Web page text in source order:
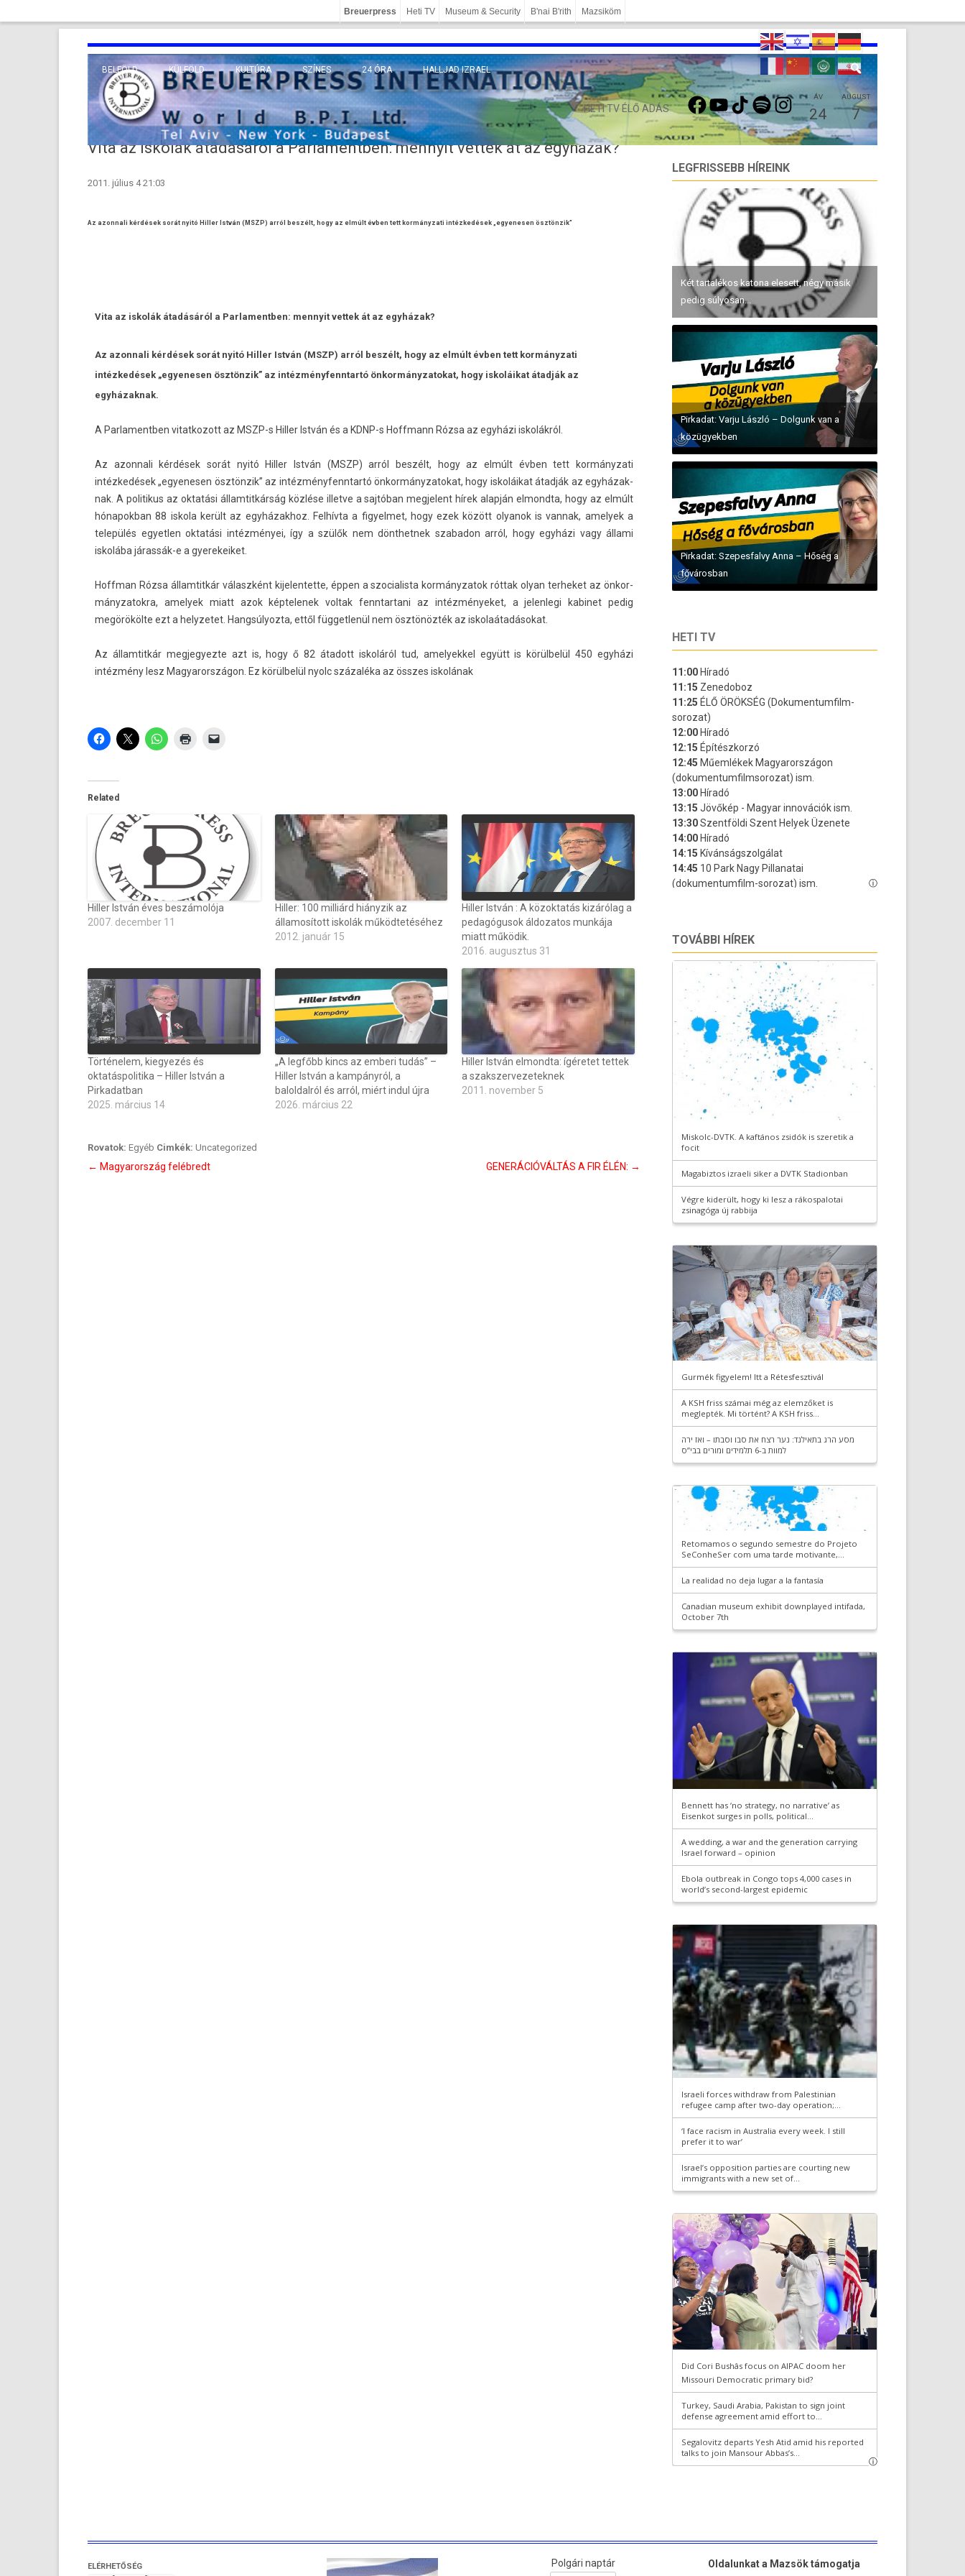
Breuerpress Heti TV Museum & Security B'nai B'rith Mazsiköm
BELFÖLD KÜLFÖLD
EURÓPA
KÖZEL-KELET
TENGERENTÚL
KULTÚRA
TUDOMÁNY
VALLÁS
SZÍNES 24 ÓRA HALLJAD IZRAEL
HETI TV ÉLŐ ADÁS
FACEBOOKYOUTUBETIKTOKSPOTIFYINSTAGRAMÁV
24
AUGUST
7
Vita az iskolák átadásáról a Parlamentben: mennyit vettek át az egyházak?
2011. július 4 21:03
Az azonnali kérdések sorát nyitó Hiller István (MSZP) arról beszélt, hogy az elmúlt évben tett kormányzati intézkedések „egyenesen ösztönzik”
Vita az iskolák átadásáról a Parlamentben: mennyit vettek át az egyházak?
Az azonnali kérdések sorát nyitó Hiller István (MSZP) arról beszélt, hogy az elmúlt évben tett kormányzati
intézkedések „egyenesen ösztönzik” az intézményfenntartó önkormányzatokat, hogy iskoláikat átadják az
egyházaknak.
A Par­lamentb­en vitat­kozott az MSZP-s Hill­er István és a KDNP-s Hoffmann Rózsa az egyházi iskolákról.
Az azon­nali kérdések sorát nyitó Hill­er István (MSZP) arról beszélt, hogy az elmúlt évben tett kor­mányzati
intézkedések „egyenes­en ösztönzik” az in­téz­ményfenntartó önkor­mányzatokat, hogy iskoláikat átadják az egyházak­
nak. A politikus az oktatási állam­titkár­ság közlése il­let­ve a sajtóban meg­jelent hírek alapján el­mondta, hogy az elmúlt
hónapok­ban 88 is­kola került az egyházak­hoz. Felhívta a figyel­met, hogy ezek között olyanok is van­nak, amelyek a
település egyetl­en oktatási intézményei, így a szülők nem dönthet­nek szabadon arról, hogy egyházi vagy állami
iskolába járassák-e a gyerekeiket.
Hoffman Rózsa állam­titkár válaszként kijelen­tette, éppen a szocialis­ta kor­mányzatok róttak olyan ter­heket az önkor­
mányzatok­ra, amelyek miatt azok kép­telenek vol­tak fenntar­tani az in­téz­ményeket, a jelen­legi kabinet pedig
megörökölte ezt a helyzetet. Han­gsúlyoz­ta, ettől füg­getlenül nem ösztönözték az is­kolaátadásokat.
Az állam­titkár meg­jegyez­te azt is, hogy ő82 átadott iskoláról tud, amelyek­kel együtt is körülbelül 450 egyházi
intézmény lesz Magyarországon. Ez körülbelül nyolc százaléka az összes iskolának
Related
Hiller István éves beszámolója
2007. december 11
Hiller: 100 milliárd hiányzik az
államosított iskolák működtetéséhez
2012. január 15
Hiller István : A közoktatás kizárólag a
pedagógusok áldozatos munkája
miatt működik.
2016. augusztus 31
Történelem, kiegyezés és
oktatáspolitika – Hiller István a
Pirkadatban
2025. március 14
„A legfőbb kincs az emberi tudás” –
Hiller István a kampányról, a
baloldalról és arról, miért indul újra
2026. március 22
Hiller István elmondta: ígéretet tettek
a szakszervezeteknek
2011. november 5
Rovatok: Egyéb Cimkék: Uncategorized
Bejegyzés
← Magyarország felébredt GENERÁCIÓVÁLTÁS A FIR ÉLÉN: →
LEGFRISSEBB HÍREINK
Két tartalékos katona elesett, négy másik
pedig súlyosan...
Pirkadat: Varju László – Dolgunk van a
közügyekben
Pirkadat: Szepesfalvy Anna – Hőség a
fővárosban
HETI TV
TOVÁBBI HÍREK
ELÉRHETŐSÉG Polgári naptár Oldalunkat a Mazsök támogatja